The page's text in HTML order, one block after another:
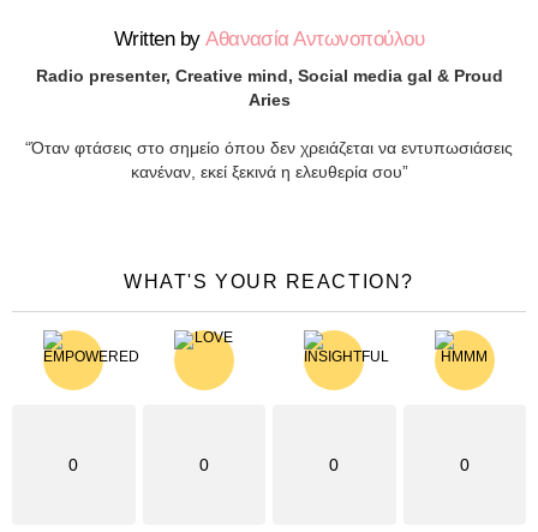
Written byΑθανασία Αντωνοπούλου
Radio presenter, Creative mind, Social media gal & Proud
Aries
“Όταν φτάσεις στο σημείο όπου δεν χρειάζεται να εντυπωσιάσεις
κανέναν, εκεί ξεκινά η ελευθερία σου”
WHAT'S YOUR REACTION?
0 0 0 0